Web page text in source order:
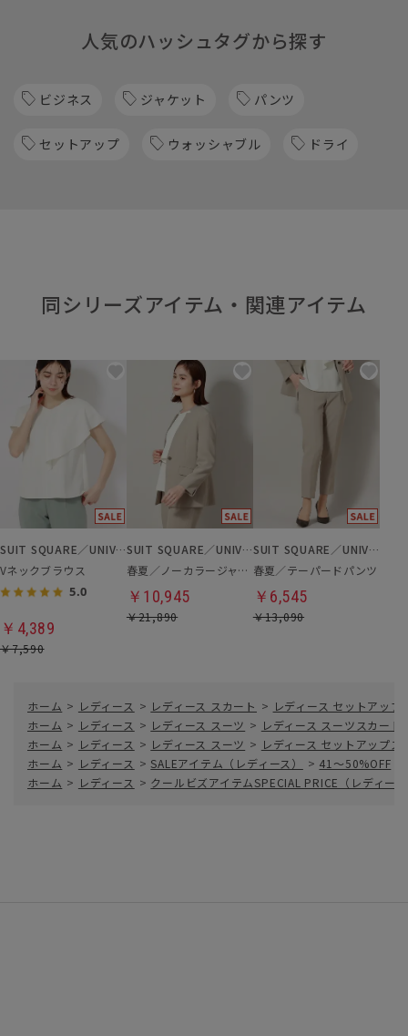
人気のハッシュタグから探す
ビジネス ジャケット パンツ
セットアップ ウォッシャブル ドライ
同シリーズアイテム・関連アイテム
SUIT SQUARE／UNIVERSAL LANGUAGE／WHITE
Vネックブラウス
5.0
￥4,389
￥7,590
SUIT SQUARE／UNIVERSAL LANGUAGE／WHITE
春夏／ノーカラージャケット
￥10,945
￥21,890
SUIT SQUARE／UNIVERSAL LANGUAGE／WHITE
春夏／テーパードパンツ
￥6,545
￥13,090
ホーム > レディース > レディース スカート > レディース セットアッ
ホーム > レディース > レディース スーツ > レディース スーツスカート
ホーム > レディース > レディース スーツ > レディース セットアップス
ホーム > レディース > SALEアイテム（レディース） > 41～50%OFF
ホーム > レディース > クールビズアイテムSPECIAL PRICE（レディー